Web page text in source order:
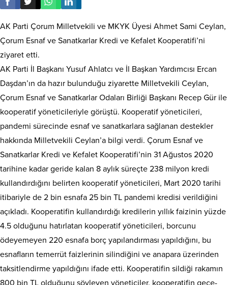
AK Parti Çorum Milletvekili ve MKYK Üyesi Ahmet Sami Ceylan,
Çorum Esnaf ve Sanatkarlar Kredi ve Kefalet Kooperatifi’ni
ziyaret etti.
AK Parti İl Başkanı Yusuf Ahlatcı ve İl Başkan Yardımcısı Ercan
Daşdan’ın da hazır bulunduğu ziyarette Milletvekili Ceylan,
Çorum Esnaf ve Sanatkarlar Odaları Birliği Başkanı Recep Gür ile
kooperatif yöneticileriyle görüştü. Kooperatif yöneticileri,
pandemi sürecinde esnaf ve sanatkarlara sağlanan destekler
hakkında Milletvekili Ceylan’a bilgi verdi. Çorum Esnaf ve
Sanatkarlar Kredi ve Kefalet Kooperatifi’nin 31 Ağustos 2020
tarihine kadar geride kalan 8 aylık süreçte 238 milyon kredi
kullandırdığını belirten kooperatif yöneticileri, Mart 2020 tarihi
itibariyle de 2 bin esnafa 25 bin TL pandemi kredisi verildiğini
açıkladı. Kooperatifin kullandırdığı kredilerin yıllık faizinin yüzde
4.5 olduğunu hatırlatan kooperatif yöneticileri, borcunu
ödeyemeyen 220 esnafa borç yapılandırması yapıldığını, bu
esnafların temerrüt faizlerinin silindiğini ve anapara üzerinden
taksitlendirme yapıldığını ifade etti. Kooperatifin sildiği rakamın
800 bin TL olduğunu söyleyen yöneticiler, kooperatifin gece-